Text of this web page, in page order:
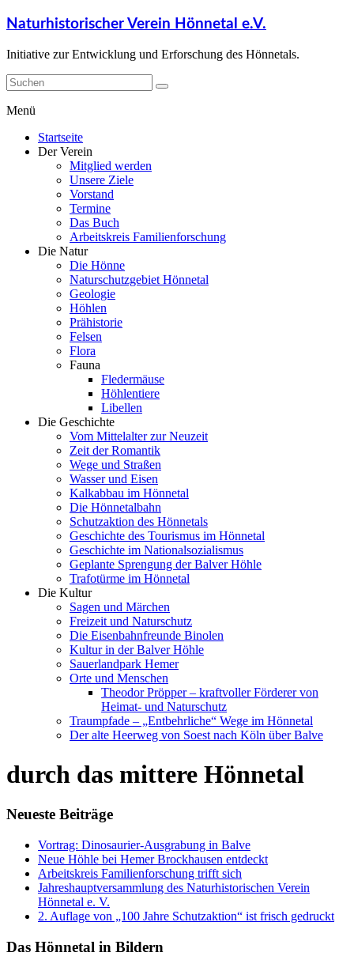
Naturhistorischer Verein Hönnetal e.V.
Initiative zur Entwicklung und Erforschung des Hönnetals.
Menü
Startseite
Der Verein
Mitglied werden
Unsere Ziele
Vorstand
Termine
Das Buch
Arbeitskreis Familienforschung
Die Natur
Die Hönne
Naturschutzgebiet Hönnetal
Geologie
Höhlen
Prähistorie
Felsen
Flora
Fauna
Fledermäuse
Höhlentiere
Libellen
Die Geschichte
Vom Mittelalter zur Neuzeit
Zeit der Romantik
Wege und Straßen
Wasser und Eisen
Kalkabbau im Hönnetal
Die Hönnetalbahn
Schutzaktion des Hönnetals
Geschichte des Tourismus im Hönnetal
Geschichte im Nationalsozialismus
Geplante Sprengung der Balver Höhle
Trafotürme im Hönnetal
Die Kultur
Sagen und Märchen
Freizeit und Naturschutz
Die Eisenbahnfreunde Binolen
Kultur in der Balver Höhle
Sauerlandpark Hemer
Orte und Menschen
Theodor Pröpper – kraftvoller Förderer von
Heimat- und Naturschutz
Traumpfade – „Entbehrliche“ Wege im Hönnetal
Der alte Heerweg von Soest nach Köln über Balve
durch das mittere Hönnetal
Neueste Beiträge
Vortrag: Dinosaurier-Ausgrabung in Balve
Neue Höhle bei Hemer Brockhausen entdeckt
Arbeitskreis Familienforschung trifft sich
Jahreshauptversammlung des Naturhistorischen Verein
Hönnetal e. V.
2. Auflage von „100 Jahre Schutzaktion“ ist frisch gedruckt
Das Hönnetal in Bildern